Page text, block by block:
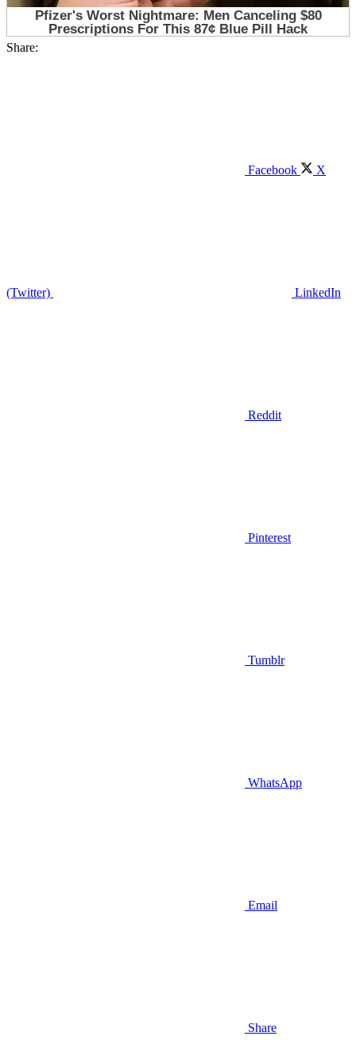
Share:
Facebook X
(Twitter) LinkedIn
Reddit
Pinterest
Tumblr
WhatsApp
Email
Share